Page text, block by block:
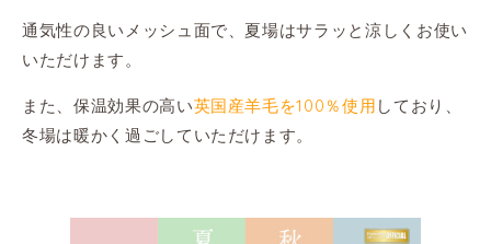
通気性の良いメッシュ面で、夏場はサラッと涼しくお使い
いただけます。
また、保温効果の高い英国産羊毛を100％使用 しており、
冬場は暖かく過ごしていただけます。